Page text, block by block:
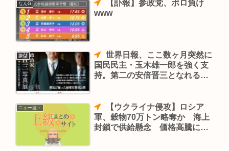
なんG
www
嫌儲
世界日報、ここ数ヶ月突然に
国民民主・玉木雄一郎を強く支
持。第二の安倍晋三となれる
ニュー速＋
軍、穀物70万トン略奪か 海上
封鎖で供給懸念 価格高騰に拍